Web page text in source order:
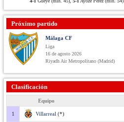
Próximo partido
Málaga CF
Liga
16 de agosto 2026
Riyadh Air Metropolitano (Madrid)
Clasificación
Equipo
1 Villarreal (*)